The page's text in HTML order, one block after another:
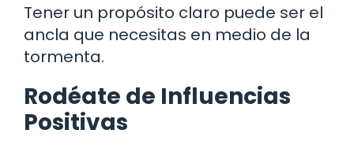
Tener un propósito claro puede ser el
ancla que necesitas en medio de la
tormenta.
Rodéate de Influencias
Positivas